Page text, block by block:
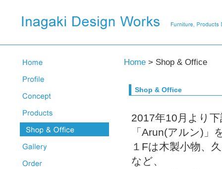
Home > Shop & Office
Shop & Office
2017年10月より
「Arun(アルン)
１Fは木製小物、
など、